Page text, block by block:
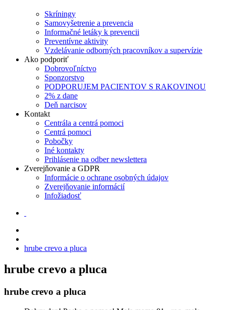
Skríningy
Samovyšetrenie a prevencia
Informačné letáky k prevencii
Preventívne aktivity
Vzdelávanie odborných pracovníkov a supervízie
Ako podporiť
Dobrovoľníctvo
Sponzorstvo
PODPORUJEM PACIENTOV S RAKOVINOU
2% z dane
Deň narcisov
Kontakt
Centrála a centrá pomoci
Centrá pomoci
Pobočky
Iné kontakty
Prihlásenie na odber newslettera
Zverejňovanie a GDPR
Informácie o ochrane osobných údajov
Zverejňovanie informácií
Infožiadosť
hrube crevo a pluca
hrube crevo a pluca
hrube crevo a pluca